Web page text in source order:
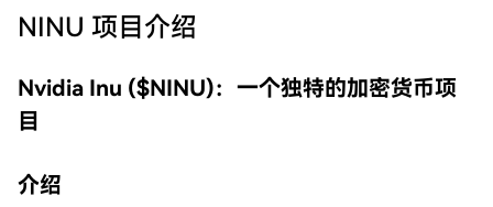
NINU 项目介绍
Nvidia Inu ($NINU)：一个独特的加密货币项
目
介绍